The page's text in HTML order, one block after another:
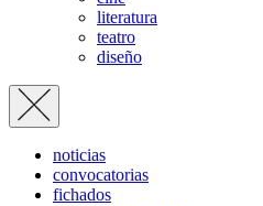
literatura
teatro
diseño
noticias
convocatorias
fichados